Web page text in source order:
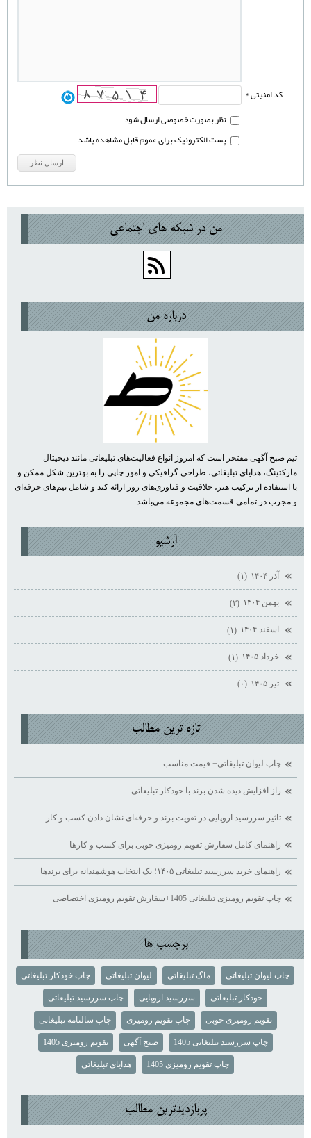
کد امنیتی *
نظر بصورت خصوصی ارسال شود
پست الکترونیک برای عموم قابل مشاهده باشد
من در شبكه هاي اجتماعي
درباره من
تیم صبح آگهی مفتخر است که امروز انواع فعالیت‌های تبلیغاتی مانند دیجیتال
مارکتینگ، هدایای تبلیغاتی، طراحی گرافیکی و امور چاپی را به بهترین شکل ممکن و
با استفاده از ترکیب هنر، خلاقیت و فناوری‌های روز ارائه کند و شامل تیم‌های حرفه‌ای
و مجرب در تمامی قسمت‌های مجموعه می‌باشد.
آرشيو
آذر ۱۴۰۴ (۱)
بهمن ۱۴۰۴ (۲)
اسفند ۱۴۰۴ (۱)
خرداد ۱۴۰۵ (۱)
تیر ۱۴۰۵ (۰)
تازه ترين مطالب
چاپ ليوان تبليغاتي+ قيمت مناسب
راز افزایش دیده ‌شدن برند با خودکار تبلیغاتی
تاثیر سررسید اروپایی در تقویت برند و حرفه‌ای نشان دادن کسب ‌و کار
راهنمای کامل سفارش تقویم رومیزی چوبی برای کسب ‌و کارها
راهنمای خرید سررسید تبلیغاتی ۱۴۰۵؛ یک انتخاب هوشمندانه برای برندها
چاپ تقویم رومیزی تبلیغاتی 1405+سفارش تقویم رومیزی اختصاصی
برچسب ها
چاپ لیوان تبلیغاتی ماگ تبلیغاتی لیوان تبلیغاتی چاپ خودکار تبلیغاتی
خودکار تبلیغاتی سررسید اروپایی چاپ سررسید تبلیغاتی
تقویم رومیزی چوبی چاپ تقویم رومیزی چاپ سالنامه تبلیغاتی
چاپ سررسید تبلیغاتی 1405 صبح آگهی تقویم رومیزی 1405
چاپ تقویم رومیزی 1405 هدایای تبلیغاتی
پربازديدترين مطالب